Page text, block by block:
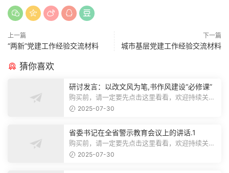
上一篇
“两新”党建工作经验交流材料
下一篇
城市基层党建工作经验交流材料
猜你喜欢
研讨发言：以改文风为笔,书作风建设“必修课”
购买前，请一定要先点击这里看看，欢迎持续关
注，精彩模板每天推送预览结束，本文...
2025-07-30
省委书记在全省警示教育会议上的讲话.1
购买前，请一定要先点击这里看看，欢迎持续关
注，精彩模板每天推送预览结束，本文...
2025-07-30